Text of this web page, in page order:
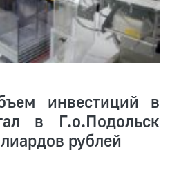
инвестиций в
в Г.о.Подольск
рублей